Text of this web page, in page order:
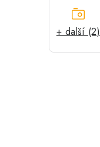
+ další (2)